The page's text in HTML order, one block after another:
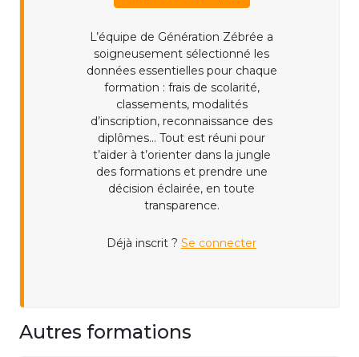
L’équipe de Génération Zébrée a
soigneusement sélectionné les
données essentielles pour chaque
formation : frais de scolarité,
classements, modalités
d’inscription, reconnaissance des
diplômes... Tout est réuni pour
t’aider à t’orienter dans la jungle
des formations et prendre une
décision éclairée, en toute
transparence.
Déjà inscrit ? Se connecter
Autres formations